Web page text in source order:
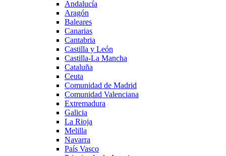
Andalucía
Aragón
Baleares
Canarias
Cantabria
Castilla y León
Castilla-La Mancha
Cataluña
Ceuta
Comunidad de Madrid
Comunidad Valenciana
Extremadura
Galicia
La Rioja
Melilla
Navarra
País Vasco